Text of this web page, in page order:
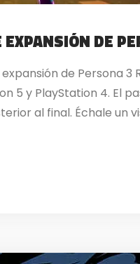
DE
de Persona 3
5 y PlayStation 4. El
al final. Échale un